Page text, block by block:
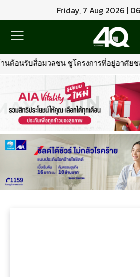
Friday, 7 Aug 2026 |
บสื่อมวลชน ชูโครงการที่อยู่อาศัยชลบุรี